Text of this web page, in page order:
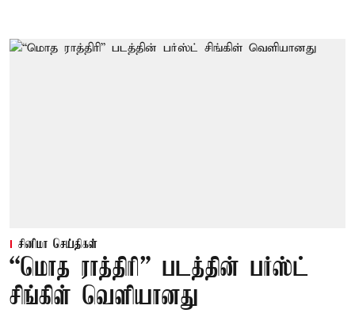
சினிமா செய்திகள்
“மொத ராத்திரி” படத்தின் பர்ஸ்ட்
சிங்கிள் வெளியானது